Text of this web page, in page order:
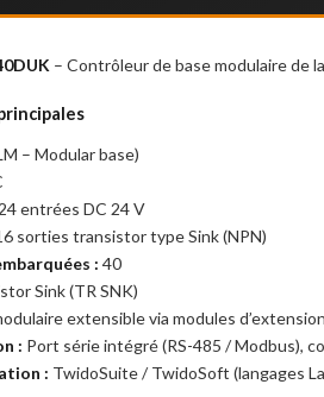
– Contrôleur de base modulaire de
– Modular base)
24 entrées DC 24 V
sorties transistor type Sink (NPN)
: 40
Sink (TR SNK)
extensible via modules
: Port série intégré (RS-485 / Modbus),
: TwidoSuite / TwidoSoft (langages